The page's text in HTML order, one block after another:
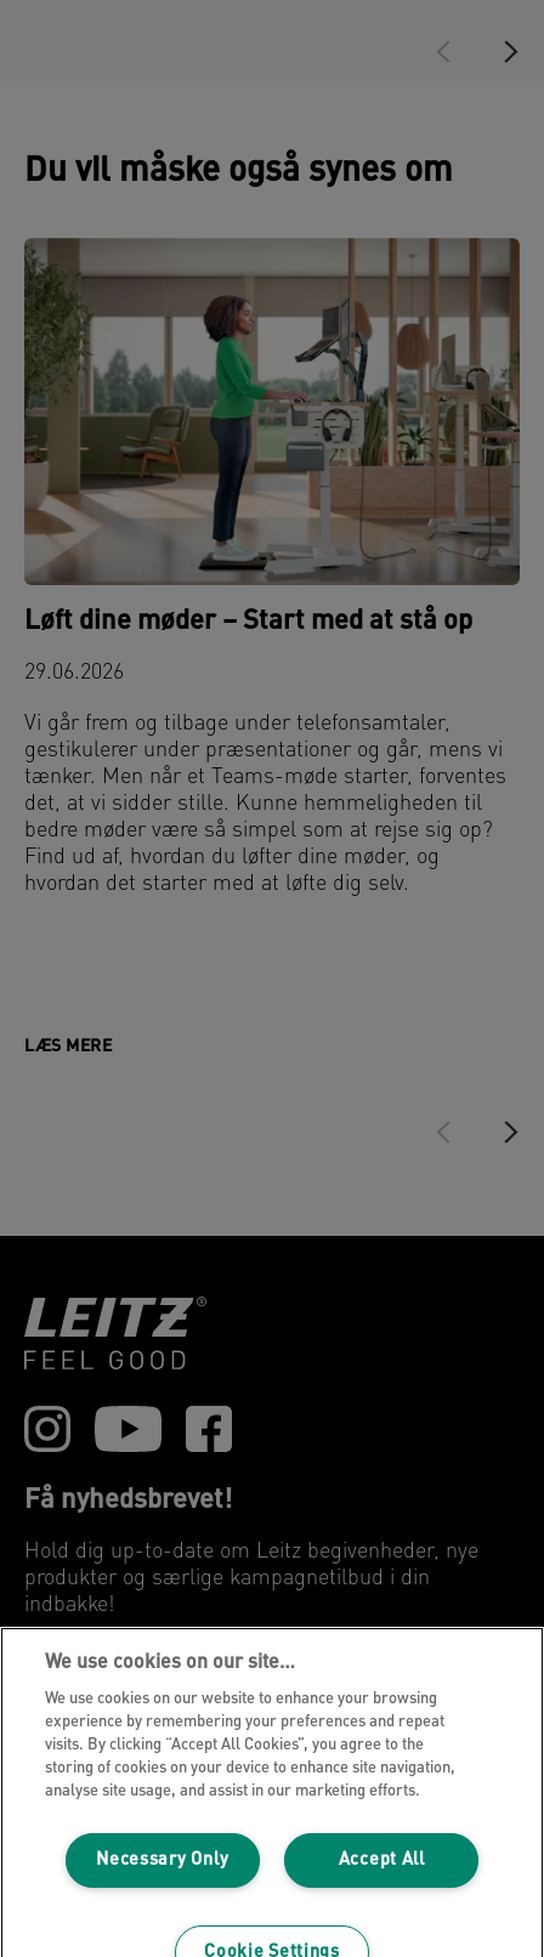
Du vil måske også synes om
Løft dine møder – Start med at stå op
29.06.2026
Vi går frem og tilbage under telefonsamtaler,
gestikulerer under præsentationer og går, mens vi
tænker. Men når et Teams-møde starter, forventes
det, at vi sidder stille. Kunne hemmeligheden til
bedre møder være så simpel som at rejse sig op?
Find ud af, hvordan du løfter dine møder, og
hvordan det starter med at løfte dig selv.
LÆS MERE
Få nyhedsbrevet!
Hold dig up-to-date om Leitz begivenheder, nye
produkter og særlige kampagnetilbud i din
indbakke!
REGISTRER DIG NU
Privatlivspolitik
Cookies
Aftryk
We use cookies on our site…
We use cookies on our website to enhance your browsing
experience by remembering your preferences and repeat
visits. By clicking “Accept All Cookies”, you agree to the
storing of cookies on your device to enhance site navigation,
analyse site usage, and assist in our marketing efforts.
Accept All
Necessary Only
Cookie Settings